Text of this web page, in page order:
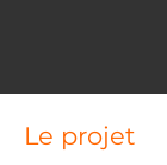
Le projet